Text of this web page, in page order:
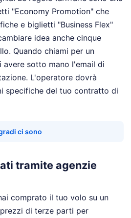
"Economy Promotion" che
e biglietti "Business Flex"
idea anche cinque
Quando chiami per un
avere sotto mano l'email di
L'operatore dovrà
specifiche del tuo contratto di
ci sono
tramite agenzie
comprato il tuo volo su un
di terze parti per